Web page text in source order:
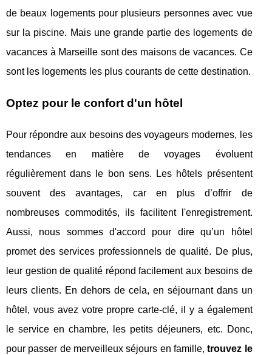
de beaux logements pour plusieurs personnes avec vue
sur la piscine. Mais une grande partie des logements de
vacances à Marseille sont des maisons de vacances. Ce
sont les logements les plus courants de cette destination.
Optez pour le confort d'un hôtel
Pour répondre aux besoins des voyageurs modernes, les
tendances en matière de voyages évoluent
régulièrement dans le bon sens. Les hôtels présentent
souvent des avantages, car en plus d’offrir de
nombreuses commodités, ils facilitent l'enregistrement.
Aussi, nous sommes d'accord pour dire qu’un hôtel
promet des services professionnels de qualité. De plus,
leur gestion de qualité répond facilement aux besoins de
leurs clients. En dehors de cela, en séjournant dans un
hôtel, vous avez votre propre carte-clé, il y a également
le service en chambre, les petits déjeuners, etc. Donc,
pour passer de merveilleux séjours en famille,trouvez le